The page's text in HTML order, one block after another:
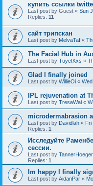
купить ссылки
Last post by Guest « Sun
Replies: 11
сайт трипскан
Last post by MelvaTaf «
The Facial Hub in
Last post by TuyetKxs «
Glad I finally joined
Last post by WillieOi «
IPL rejuvenation at
Last post by TresaWai «
microdermabrasion
Last post by Davidlah « Fri
Replies: 1
Исследуйте
сессии.
Last post by TannerHoeger
Replies: 1
Im happy I finally
Last post by AidanPar «